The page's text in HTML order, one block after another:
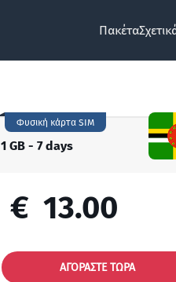
Πακέτα
1 GB - 7 days
Φυσική κάρτα SIM
€ 13.00
ΑΓΟΡΑΣΤΕ ΤΩΡΑ